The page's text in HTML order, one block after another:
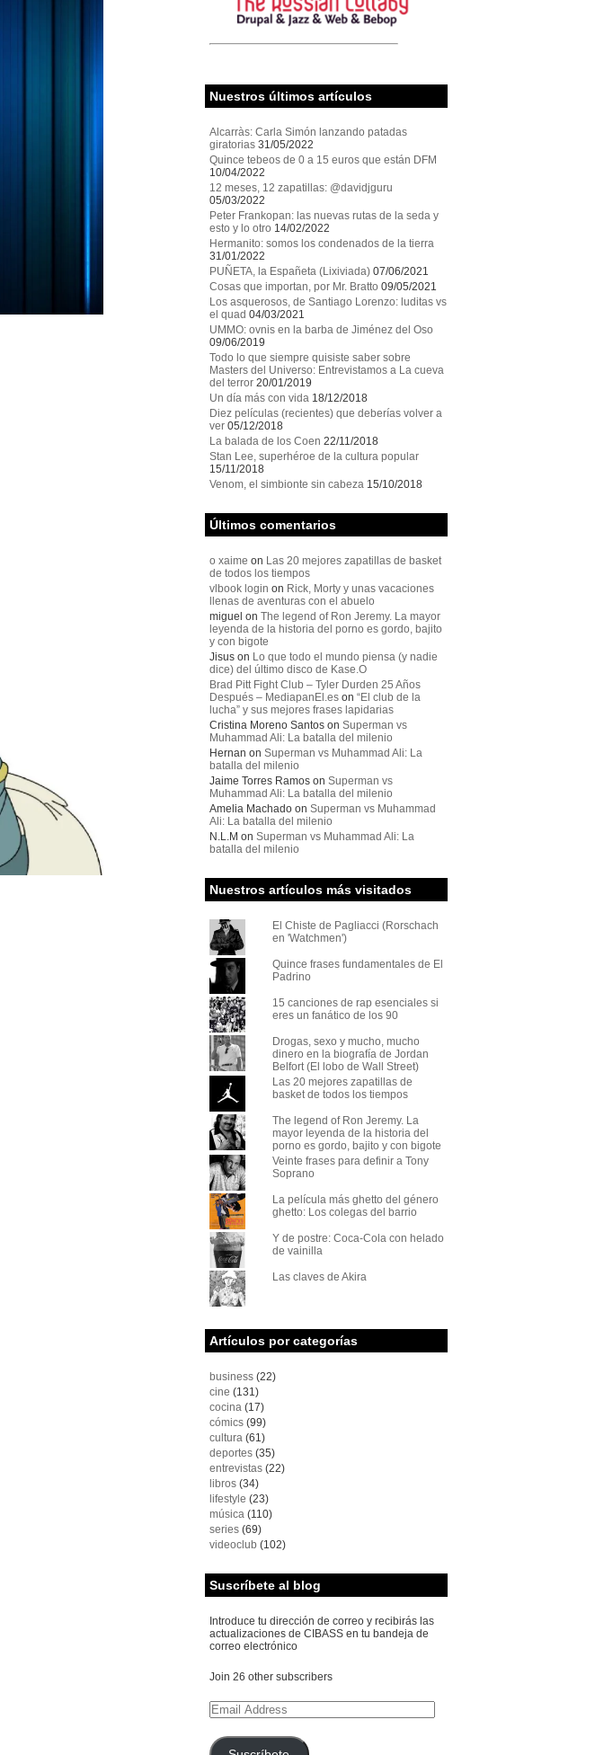
Nuestros últimos artículos
Alcarràs: Carla Simón lanzando patadas
giratorias 31/05/2022
Quince tebeos de 0 a 15 euros que están DFM
10/04/2022
12 meses, 12 zapatillas: @davidjguru
05/03/2022
Peter Frankopan: las nuevas rutas de la seda y
esto y lo otro 14/02/2022
Hermanito: somos los condenados de la tierra
31/01/2022
PUÑETA, la Españeta (Lixiviada) 07/06/2021
Cosas que importan, por Mr. Bratto 09/05/2021
Los asquerosos, de Santiago Lorenzo: luditas vs
el quad 04/03/2021
UMMO: ovnis en la barba de Jiménez del Oso
09/06/2019
Todo lo que siempre quisiste saber sobre
Masters del Universo: Entrevistamos a La cueva
del terror 20/01/2019
Un día más con vida 18/12/2018
Diez películas (recientes) que deberías volver a
ver 05/12/2018
La balada de los Coen 22/11/2018
Stan Lee, superhéroe de la cultura popular
15/11/2018
Venom, el simbionte sin cabeza 15/10/2018
Últimos comentarios
o xaime on Las 20 mejores zapatillas de basket
de todos los tiempos
vlbook login on Rick, Morty y unas vacaciones
llenas de aventuras con el abuelo
miguel on The legend of Ron Jeremy. La mayor
leyenda de la historia del porno es gordo, bajito
y con bigote
Jisuson Lo que todo el mundo piensa (y nadie
dice) del último disco de Kase.O
Brad Pitt Fight Club – Tyler Durden 25 Años
Después – MediapanEl.eson “El club de la
lucha” y sus mejores frases lapidarias
Cristina Moreno Santoson Superman vs
Muhammad Ali: La batalla del milenio
Hernan on Superman vs Muhammad Ali: La
batalla del milenio
Jaime Torres Ramoson Superman vs
Muhammad Ali: La batalla del milenio
Amelia Machadoon Superman vs Muhammad
Ali: La batalla del milenio
N.L.M on Superman vs Muhammad Ali: La
batalla del milenio
Nuestros artículos más visitados
El Chiste de Pagliacci (Rorschach
en 'Watchmen')
Quince frases fundamentales de El
Padrino
15 canciones de rap esenciales si
eres un fanático de los 90
Drogas, sexo y mucho, mucho
dinero en la biografía de Jordan
Belfort (El lobo de Wall Street)
Las 20 mejores zapatillas de
basket de todos los tiempos
The legend of Ron Jeremy. La
mayor leyenda de la historia del
porno es gordo, bajito y con bigote
Veinte frases para definir a Tony
Soprano
La película más ghetto del género
ghetto: Los colegas del barrio
Y de postre: Coca-Cola con helado
de vainilla
Las claves de Akira
Artículos por categorías
business(22)
cine (131)
cocina(17)
cómics(99)
cultura(61)
deportes(35)
entrevistas(22)
libros(34)
lifestyle (23)
música(110)
series(69)
videoclub (102)
Suscríbete al blog
Introduce tu dirección de correo y recibirás las
actualizaciones de CIBASS en tu bandeja de
correo electrónico
Join 26 other subscribers
Email
Address